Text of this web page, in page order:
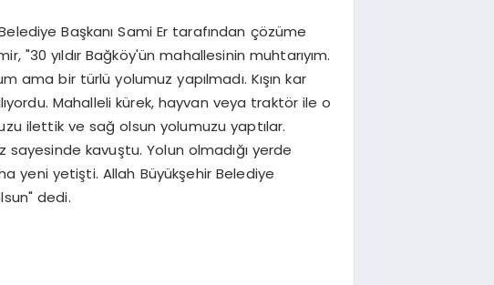
Başkanı Sami Er tarafından çözüme
"30 yıldır Bağköy'ün mahallesinin muhtarıyım.
ama bir türlü yolumuz yapılmadı. Kışın kar
Mahalleli kürek, hayvan veya traktör ile o
ilettik ve sağ olsun yolumuzu yaptılar.
sayesinde kavuştu. Yolun olmadığı yerde
yeni yetişti. Allah Büyükşehir Belediye
dedi.